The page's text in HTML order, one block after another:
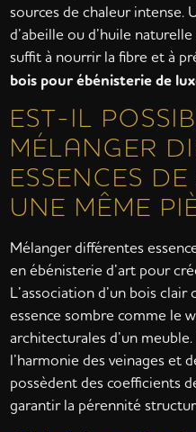
sources de chaleur intense.
d’abeille ou d’huile
suffit à nourrir la fibre et à
bois pour ébénisterie de
EST-IL
MÉLANGER
ESSENCES
UNE MÊME
Mélanger différentes
en ébénisterie d’art pour
L’association d’un bois clair
essence sombre comme le
architecturales d’un
l’harmonie des veinages et
possèdent des coefficients
garantir la pérennité